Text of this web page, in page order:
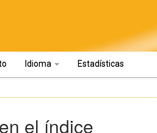
Idioma Estadísticas
el índice